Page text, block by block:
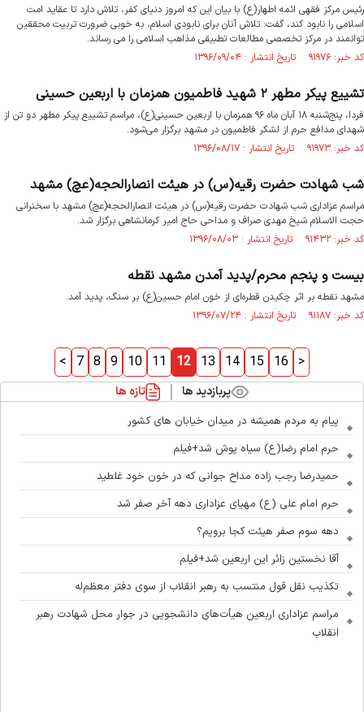
رئیس مرکز فقهی ائمه اطهار(ع) با بیان این که امروز دنیای کفر، تلاش دارد تا عقاید امت
اسلامی را نابود کند، گفت: تلاش آنان برای نابودی اسلام، به خوبی ضرورت تربیت محققین
توانمند در مرکز تخصصی مطالعات تطبیقی مذاهب اسلامی را می رساند.
کد خبر: ۹۱۹۷۶ تاریخ انتشار : ۱۳۹۶/۰۹/۰۴
تشییع پیکر مطهر ۲ شهید فاطمیون همزمان با اربعین حسینی
فردا، پنج‌شنبه ۱۸ آبان ماه ۹۶ همزمان با اربعین حسینی(ع)، مراسم تشییع پیکر مطهر دو تن از
شهدای مدافع حرم از لشکر فاطمیون در مشهد برگزار می‌شود.
کد خبر: ۹۱۹۷۳ تاریخ انتشار : ۱۳۹۶/۰۸/۱۷
شب شهادت حضرت رقیه(س) در هیئت انصارالحجه(عچ) مشهد
مراسم عزاداری شب شهادت حضرت رقیه(س) در هیئت انصارالحجه(عچ) مشهد با سخنرانی
حجت الاسلام شیخ مهدی صراف و مداحی حاج امیر کرمانشاهی برگزار شد.
کد خبر: ۹۱۴۳۲ تاریخ انتشار : ۱۳۹۶/۰۸/۰۳
بیست و پنجم محرم/پدید آمدن مشهد نقطه
مشهد نقطه بر اثر چکیدن قطره‌ای از خون امام حسین(ع) بر سنگ، پدید آمد.
کد خبر: ۹۱۱۸۷ تاریخ انتشار : ۱۳۹۶/۰۷/۲۴
< 7 8 9 10 11 12 13 14 15 16 >
پربازدید ها تازه ها
پیام به مردم همیشه در میدان خیابان های کشور
حرم امام رضا(ع) سیاه پوش شد+فیلم
حمیدرضا رجب زاده مداح جوانی که در خون خود غلطید
حرم امام علی (ع) مهیای عزاداری دهه آخر صفر شد
دهه سوم صفر هیئت کجا برویم؟
آقا نخستین زائر این اربعین شد+فیلم
تکذیب نقل قول منتسب به رهبر انقلاب از سوی دفتر معظم‌له
مراسم عزاداری اربعین هیأت‌های دانشجویی در جوار محل شهادت رهبر
انقلاب